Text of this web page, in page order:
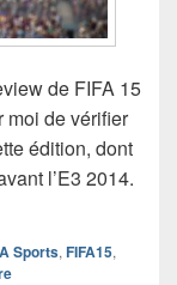
de FIFA 15
moi de vérifier
édition, dont
l’E3 2014.
de FIFA 15 sur
Sports, FIFA15,